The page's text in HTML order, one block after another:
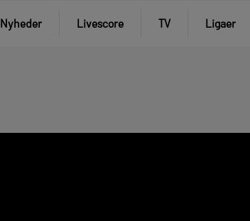
Nyheder Livescore TV Ligaer